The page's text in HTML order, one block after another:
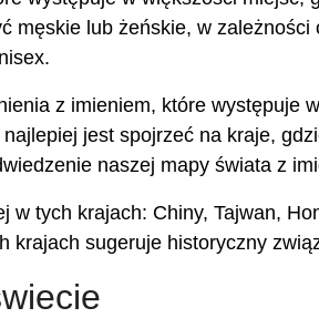
męskie lub żeńskie, w
z imieniem, które występuje
jest spojrzeć na kraje,
naszej mapy świata z
w tych krajach: Chiny, Tajwan,
krajach sugeruje historyczny